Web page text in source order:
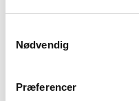
Nødvendig
Præferencer
Njorkian
beskæftigelse